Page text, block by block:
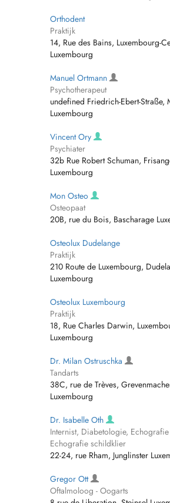
Orthodent
Praktijk
14, Rue des Bains, Luxembourg-
Luxembourg
Manuel Ortmann
Psychotherapeut
undefined Friedrich-Ebert-Straße,
Luxembourg
Vincent Ory
Psychiater
32b Rue Robert Schuman,
Luxembourg
Mon Osteo
Osteopaat
20B, rue du Bois, Bascharage
Osteolux Dudelange
Praktijk
210 Route de Luxembourg,
Luxembourg
Osteolux Luxembourg
Praktijk
18, Rue Charles Darwin,
Luxembourg
Dr. Milan Ostruschka
Tandarts
38C, rue de Trèves,
Luxembourg
Dr. Isabelle Oth
Internist, Diabetologie,
Echografie schildklier
22-24, rue Rham, Junglinster
Gregor Ott
Oftalmoloog - Oogarts